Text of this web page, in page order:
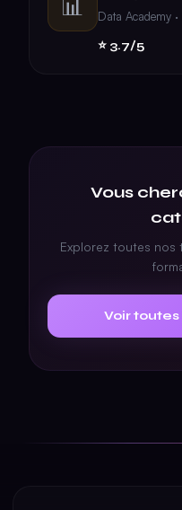
📊 Data Academy
⭐ 3.7/5
Vous
Explorez toutes nos
Voir